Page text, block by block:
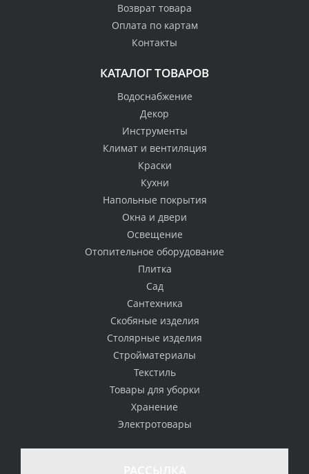
Возврат товара
Оплата по картам
Контакты
КАТАЛОГ ТОВАРОВ
Водоснабжение
Декор
Инструменты
Климат и вентиляция
Краски
Кухни
Напольные покрытия
Окна и двери
Освещение
Отопительное оборудование
Плитка
Сад
Сантехника
Скобяные изделия
Столярные изделия
Стройматериалы
Текстиль
Товары для уборки
Хранение
Электротовары